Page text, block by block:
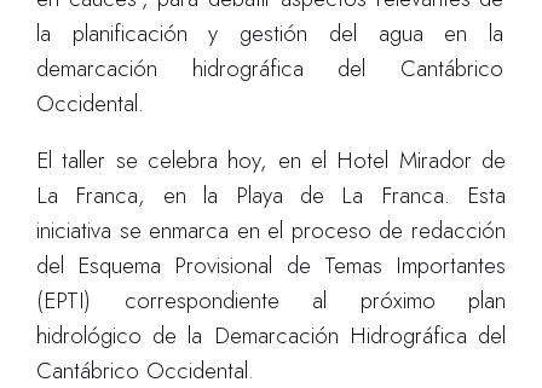
la planificación y gestión del agua en la
demarcación hidrográfica del Cantábrico
Occidental.
El taller se celebra hoy, en el Hotel Mirador de
La Franca, en la Playa de La Franca. Esta
iniciativa se enmarca en el proceso de redacción
del Esquema Provisional de Temas Importantes
(EPTI) correspondiente al próximo plan
hidrológico de la Demarcación Hidrográfica del
Cantábrico Occidental.